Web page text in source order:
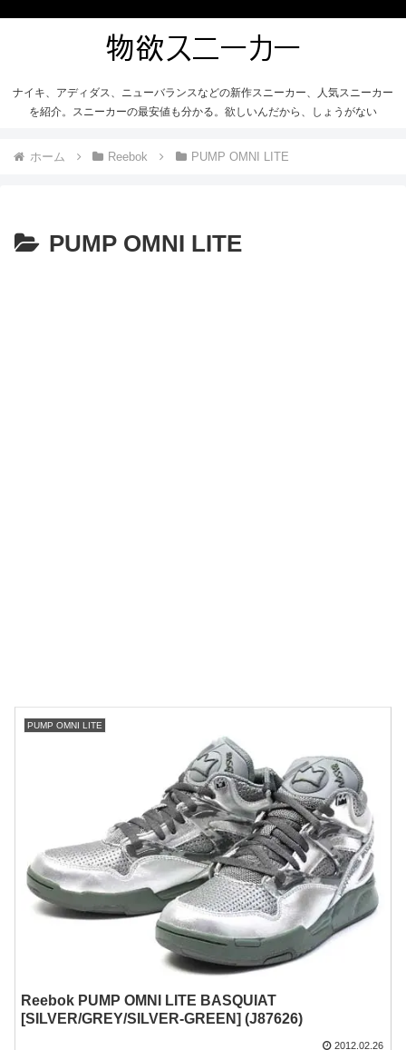
ナイキ、アディダス、ニューバランスなどの新作スニーカー、人気スニーカー
を紹介。スニーカーの最安値も分かる。欲しいんだから、しょうがない
ホーム Reebok PUMP OMNI LITE
PUMP OMNI LITE
PUMP OMNI LITE
Reebok PUMP OMNI LITE BASQUIAT
[SILVER/GREY/SILVER-GREEN] (J87626)
2012.02.26